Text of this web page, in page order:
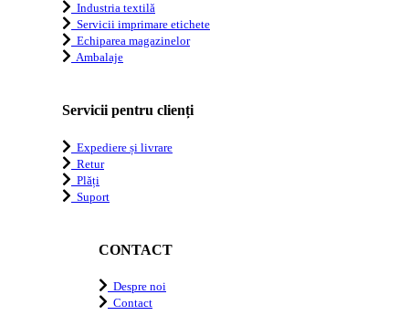
Industria textilă
Servicii imprimare etichete
Echiparea magazinelor
Ambalaje
Servicii pentru clienți
Expediere și livrare
Retur
Plăți
Suport
CONTACT
Despre noi
Contact